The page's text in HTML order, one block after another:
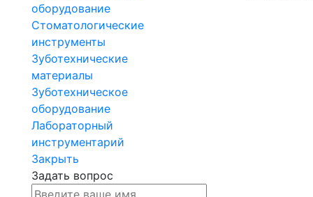
оборудование
Стоматологические
инструменты
Зуботехнические
материалы
Зуботехническое
оборудование
Лабораторный
инструментарий
Закрыть
Задать вопрос